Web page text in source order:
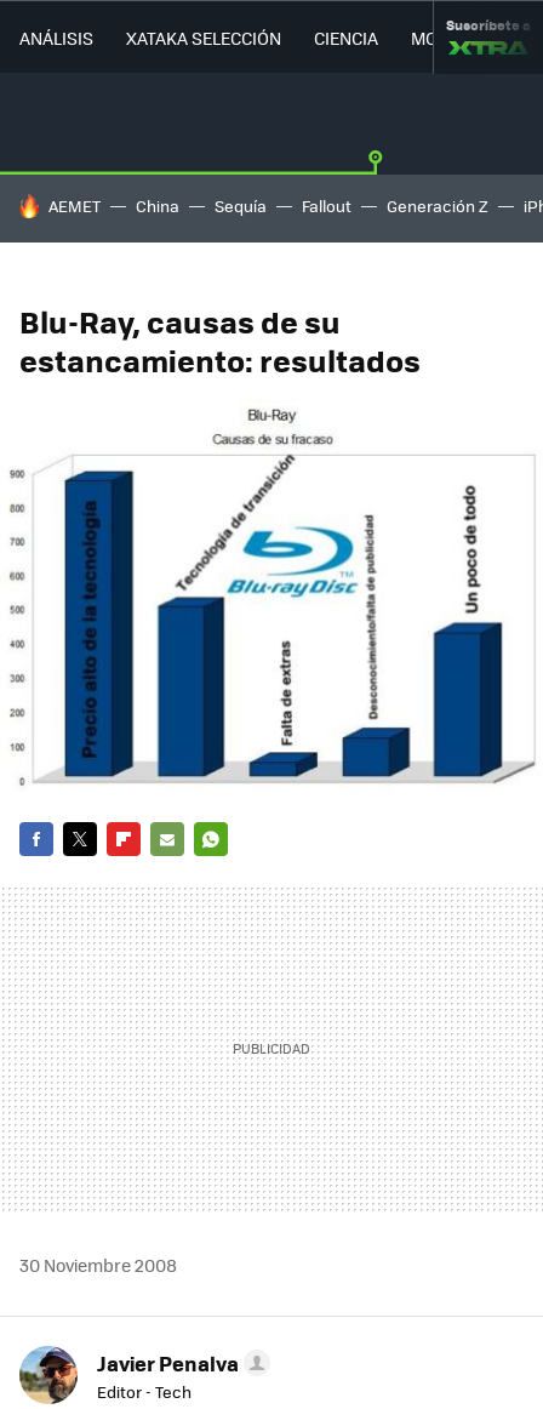
ANÁLISIS XATAKA SELECCIÓN CIENCIA MOVILIDAD
Suscríbete a
HOY SE HABLA DE
AEMET China Sequía Fallout Generación Z
Blu-Ray, causas de su
estancamiento: resultados
MAIL
30 Noviembre 2008
Javier Penalva
Editor - Tech